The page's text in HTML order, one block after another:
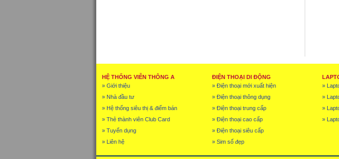
HỆ THỐNG VIỄN THÔNG A
» Giới thiệu
» Nhà đầu tư
» Hệ thống siêu thị & điểm bán
» Thẻ thành viên Club Card
» Tuyển dụng
» Liên hệ
ĐIỆN THOẠI DI ĐỘNG
» Điện thoại mới xuất hiện
» Điện thoại thông dụng
» Điện thoại trung cấp
» Điện thoại cao cấp
» Điện thoại siêu cấp
» Sim số đẹp
»
»
»
»